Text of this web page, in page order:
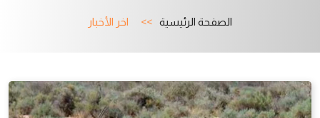
الصفحة الرئيسية اخر الأخبار